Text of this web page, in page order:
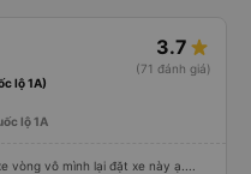
3.7
(71 đánh giá)
lộ 1A)
lộ 1A
vòng vô mình lại đặt xe này ạ....